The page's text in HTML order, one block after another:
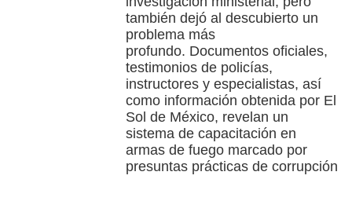
también dejó al descubierto un
problema más
profundo. Documentos oficiales,
testimonios de policías,
instructores y especialistas, así
como información obtenida por El
Sol de México, revelan un
sistema de capacitación en
armas de fuego marcado por
presuntas prácticas de corrupción